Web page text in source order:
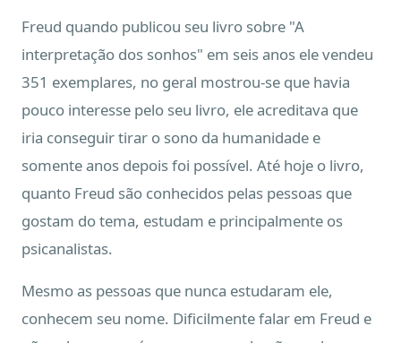
Freud quando publicou seu livro sobre "A
interpretação dos sonhos" em seis anos ele vendeu
351 exemplares, no geral mostrou-se que havia
pouco interesse pelo seu livro, ele acreditava que
iria conseguir tirar o sono da humanidade e
somente anos depois foi possível. Até hoje o livro,
quanto Freud são conhecidos pelas pessoas que
gostam do tema, estudam e principalmente os
psicanalistas.
Mesmo as pessoas que nunca estudaram ele,
conhecem seu nome. Dificilmente falar em Freud e